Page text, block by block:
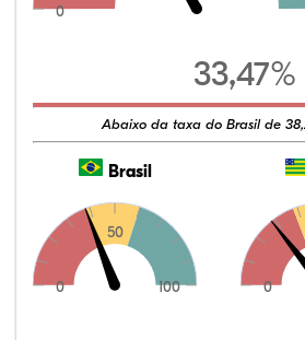
0
33,47%
Abaixo da taxa do Brasil de
Brasil
0
50
100 0